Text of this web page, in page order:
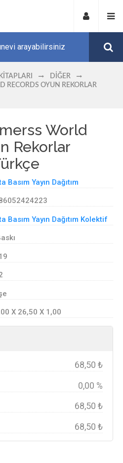
DIĞER
RECORDS OYUN REKORLAR
World
Rekorlar
Basım Yayın Dağıtım
Basım Yayın Dağıtım Kolektif
X 26,50 X 1,00
68,50 ₺
0,00 %
68,50 ₺
68,50 ₺